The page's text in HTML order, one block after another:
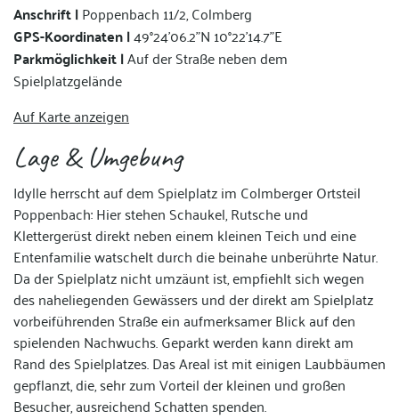
Anschrift |Poppenbach 11/2, Colmberg
GPS-Koordinaten |49°24'06.2"N 10°22'14.7"E
Parkmöglichkeit |Auf der Straße neben dem
Spielplatzgelände
Auf Karte anzeigen
Lage & Umgebung
Idylle herrscht auf dem Spielplatz im Colmberger Ortsteil
Poppenbach: Hier stehen Schaukel, Rutsche und
Klettergerüst direkt neben einem kleinen Teich und eine
Entenfamilie watschelt durch die beinahe unberührte Natur.
Da der Spielplatz nicht umzäunt ist, empfiehlt sich wegen
des naheliegenden Gewässers und der direkt am Spielplatz
vorbeiführenden Straße ein aufmerksamer Blick auf den
spielenden Nachwuchs. Geparkt werden kann direkt am
Rand des Spielplatzes. Das Areal ist mit einigen Laubbäumen
gepflanzt, die, sehr zum Vorteil der kleinen und großen
Besucher, ausreichend Schatten spenden.